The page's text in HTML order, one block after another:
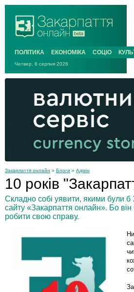
ПОЛІТИКА ЕКОНОМІКА СОЦІО
Четвер, 6 серпня 2026
Закарпаття онлайн » Блоги » Адмін
10 років
Складно собі уявити, якими були б
сайту «Закарпаття онлайн». Бо він
робити свою справу.